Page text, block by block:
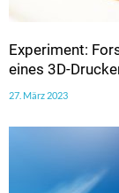
Experiment:
eines 3D-
27. März 2023